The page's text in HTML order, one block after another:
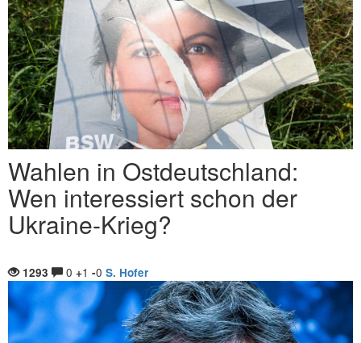
Wahlen in Ostdeutschland:
Wen interessiert schon der
Ukraine-Krieg?
1293 0 +1 -0 S. Hofer